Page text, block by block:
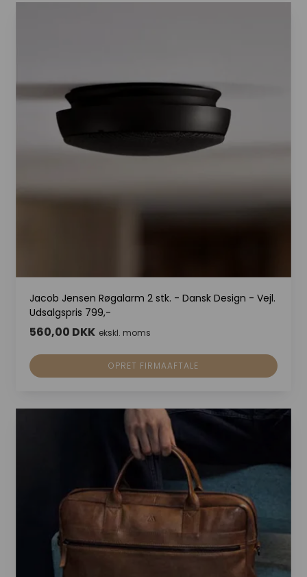
Jacob Jensen Røgalarm 2 stk. - Dansk Design - Vejl.
Udsalgspris 799,-
560,00 DKK ekskl. moms
OPRET FIRMAAFTALE